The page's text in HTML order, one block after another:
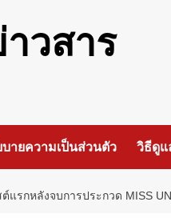
วสาร
บายความเป็นส่วนตัว วิธีดูแ
แรกหลังจบการประกวด MISS